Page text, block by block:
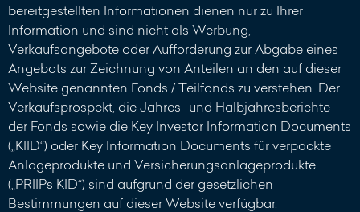
bereitgestellten Informationen dienen nur zu Ihrer
Information und sind nicht als Werbung,
Verkaufsangebote oder Aufforderung zur Abgabe eines
Angebots zur Zeichnung von Anteilen an den auf dieser
Website genannten Fonds / Teilfonds zu verstehen. Der
Verkaufsprospekt, die Jahres- und Halbjahresberichte
der Fonds sowie die Key Investor Information Documents
(„KIID“) oder Key Information Documents für verpackte
Anlageprodukte und Versicherungsanlageprodukte
(„PRIIPs KID“) sind aufgrund der gesetzlichen
Bestimmungen auf dieser Website verfügbar.